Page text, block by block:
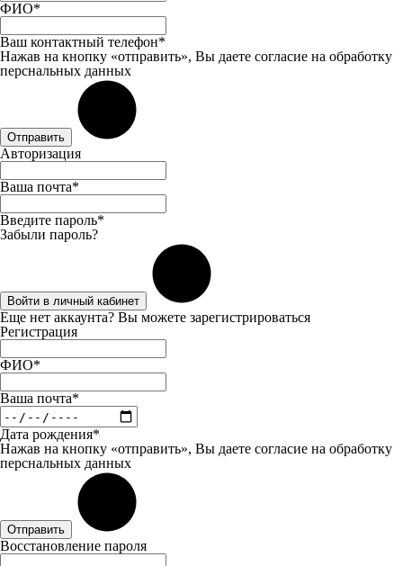
ФИО*
Ваш контактный телефон*
Нажав на кнопку «отправить», Вы даете согласие на обработку
перснальных данных
Отправить
Авторизация
Ваша почта*
Введите пароль*
Забыли пароль?
Войти в личный кабинет
Еще нет аккаунта? Вы можете зарегистрироваться
Регистрация
ФИО*
Ваша почта*
Дата рождения*
Нажав на кнопку «отправить», Вы даете согласие на обработку
перснальных данных
Отправить
Восстановление пароля